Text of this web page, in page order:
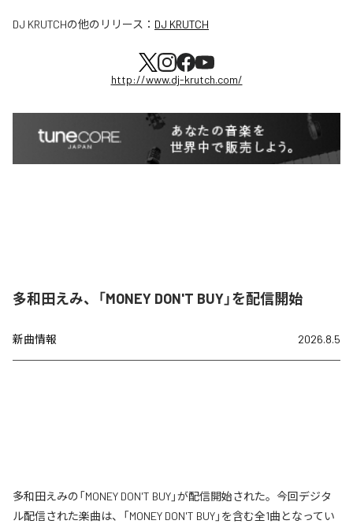
DJ KRUTCHの他のリリース： DJ KRUTCH
http://www.dj-krutch.com/
多和田えみ、「MONEY DON'T BUY」を配信開始
新曲情報 2026.8.5
多和田えみの「MONEY DON'T BUY」が配信開始された。今回デジタ
ル配信された楽曲は、「MONEY DON'T BUY」を含む全1曲となってい